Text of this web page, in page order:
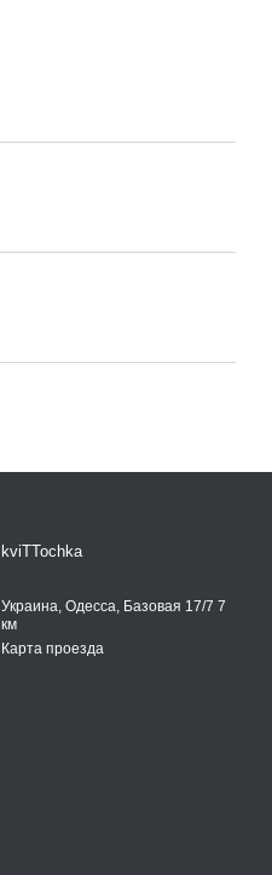
kviTTochka
Украина, Одесса, Базовая 17/7 7
км
Карта проезда